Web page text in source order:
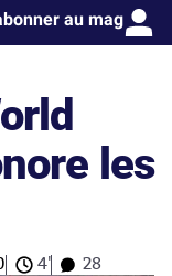
au mag
les
4' 28